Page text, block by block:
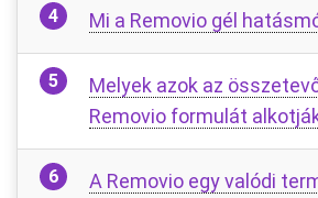
Mi a Removio gél
Melyek azok az
Removio formulát
A Removio egy valódi